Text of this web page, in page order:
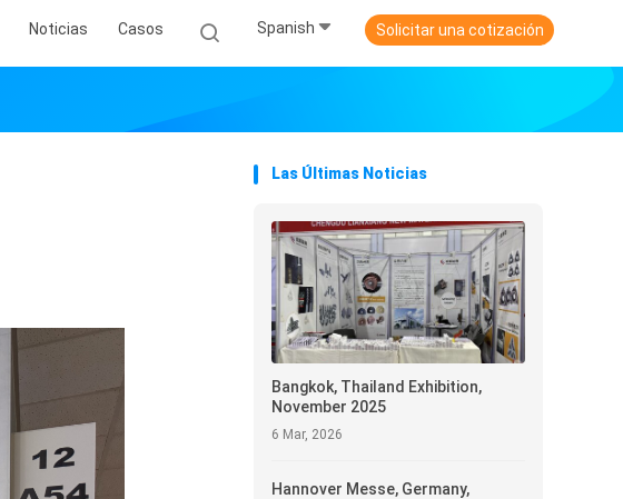
Noticias Casos Spanish Solicitar una cotización
Las Últimas Noticias
Bangkok, Thailand Exhibition,
November 2025
6 Mar, 2026
Hannover Messe, Germany,